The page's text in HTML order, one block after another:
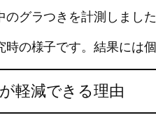
のグラつきを計測しました
の様子です。結果には個
軽減できる理由